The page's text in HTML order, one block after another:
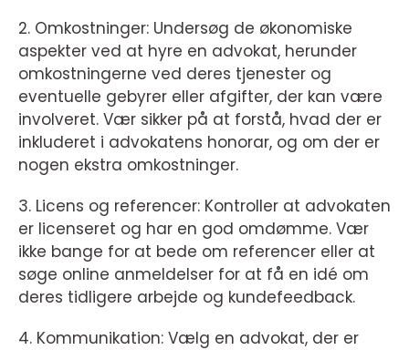
2. Omkostninger: Undersøg de økonomiske
aspekter ved at hyre en advokat, herunder
omkostningerne ved deres tjenester og
eventuelle gebyrer eller afgifter, der kan være
involveret. Vær sikker på at forstå, hvad der er
inkluderet i advokatens honorar, og om der er
nogen ekstra omkostninger.
3. Licens og referencer: Kontroller at advokaten
er licenseret og har en god omdømme. Vær
ikke bange for at bede om referencer eller at
søge online anmeldelser for at få en idé om
deres tidligere arbejde og kundefeedback.
4. Kommunikation: Vælg en advokat, der er